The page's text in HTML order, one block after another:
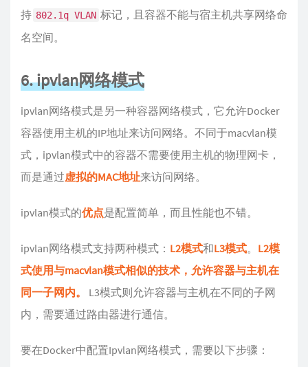
持 802.1q VLAN 标记，且容器不能与宿主机共享网络命
名空间。
6. ipvlan网络模式
ipvlan网络模式是另一种容器网络模式，它允许Docker
容器使用主机的IP地址来访问网络。不同于macvlan模
式，ipvlan模式中的容器不需要使用主机的物理网卡，
而是通过虚拟的MAC地址来访问网络。
ipvlan模式的优点是配置简单，而且性能也不错。
ipvlan网络模式支持两种模式： L2模式和L3模式。 L2模
式使用与macvlan模式相似的技术，允许容器与主机在
同一子网内。
L3模式则允许容器与主机在不同的子网
内，需要通过路由器进行通信。
要在Docker中配置Ipvlan网络模式，需要以下步骤：